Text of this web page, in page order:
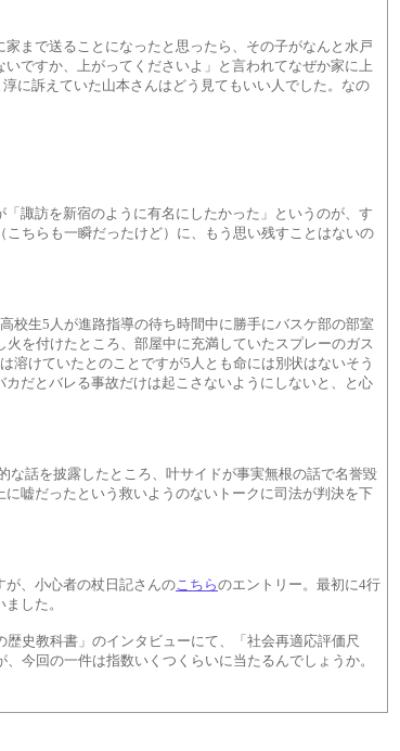
まで送ることになったと思ったら、その子がなんと水戸
ですか、上がってくださいよ」と言われてなぜか家に上
に訴えていた山本さんはどう見てもいい人でした。なの
諏訪を新宿のように有名にしたかった」というのが、す
ちらも一瞬だったけど）に、もう思い残すことはないの
校生5人が進路指導の待ち時間中に勝手にバスケ部の部室
を付けたところ、部屋中に充満していたスプレーのガス
溶けていたとのことですが5人とも命には別状はないそう
だとバレる事故だけは起こさないようにしないと、と心
な話を披露したところ、叶サイドが事実無根の話で名誉毀
嘘だったという救いようのないトークに司法が判決を下
が、小心者の杖日記さんのこちらのエントリー。最初に4行
した。
史教科書」のインタビューにて、「社会再適応評価尺
今回の一件は指数いくつくらいに当たるんでしょうか。